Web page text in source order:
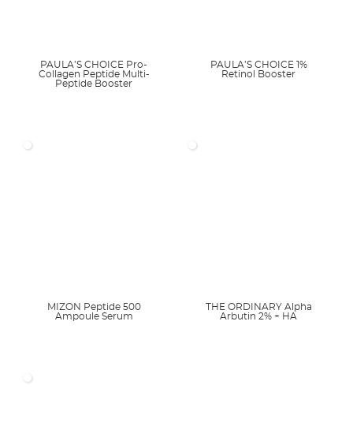
PAULA’S CHOICE Pro-
Collagen Peptide Multi-
Peptide Booster
PAULA’S CHOICE 1%
Retinol Booster
MIZON Peptide 500
Ampoule Serum
THE ORDINARY Alpha
Arbutin 2% + HA